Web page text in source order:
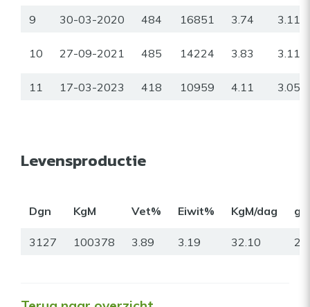
9 30-03-2020 484 16851 3.74 3.11
10 27-09-2021 485 14224 3.83 3.11
11 17-03-2023 418 10959 4.11 3.05
Levensproductie
Dgn KgM Vet% Eiwit% KgM/dag gr
3127 100378 3.89 3.19 32.10